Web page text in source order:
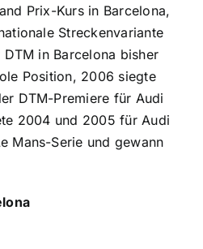
Prix-Kurs in Barcelona,
Streckenvariante
in Barcelona bisher
Position, 2006 siegte
DTM-Premiere für Audi
2004 und 2005 für Audi
Mans-Serie und gewann